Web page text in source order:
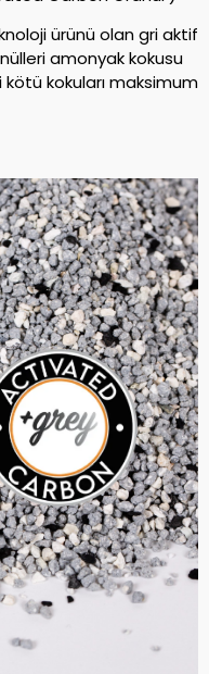
ürünü olan gri aktif
amonyak kokusu
kokuları maksimum